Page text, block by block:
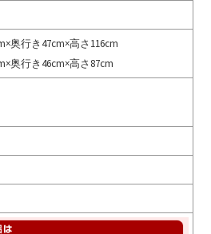
奥行き47cm×高さ116cm
奥行き46cm×高さ87cm